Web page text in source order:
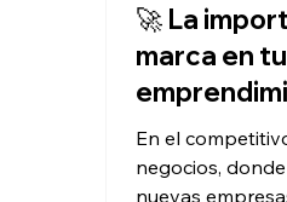
🚀 La
marca en
En el
negocios,
nuevas